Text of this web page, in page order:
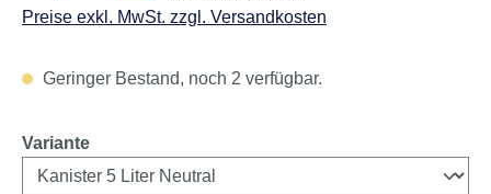
Preise exkl. MwSt. zzgl. Versandkosten
Geringer Bestand, noch 2 verfügbar.
Varianteauswählen